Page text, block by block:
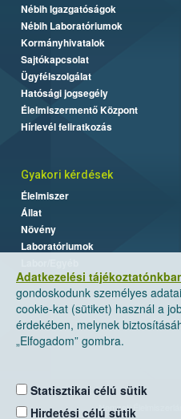
Adatkezelési
gondoskodunk személyes
cookie-kat (sütiket) használ a
érdekében, melynek
„Elfogadom” gombra.
Statisztikai célú sütik
Hirdetési célú sütik
Nébih Igazgatóságok
Nébih Laboratóriumok
Kormányhivatalok
Sajtókapcsolat
Ügyfélszolgálat
Hatósági jogsegély
Élelmiszermentő Központ
Hírlevél feliratkozás
Gyakori kérdések
Élelmiszer
Állat
Növény
Laboratóriumok
Nemzeti